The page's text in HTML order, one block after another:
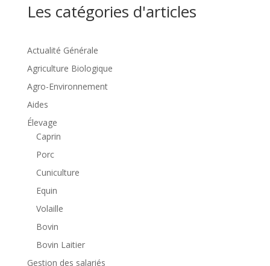
Les catégories d'articles
Actualité Générale
Agriculture Biologique
Agro-Environnement
Aides
Élevage
Caprin
Porc
Cuniculture
Equin
Volaille
Bovin
Bovin Laitier
Gestion des salariés